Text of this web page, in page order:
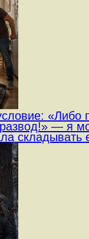
«Либо
— я
складывать